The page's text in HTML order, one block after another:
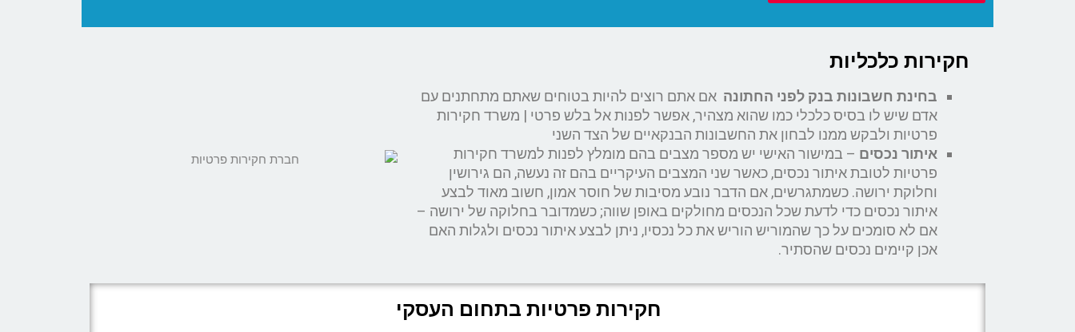
חקירות כלכליות
בחינת חשבונות בנק לפני החתונה אם אתם רוצים להיות בטוחים שאתם מתחתנים עם
אדם שיש לו בסיס כלכלי כמו שהוא מצהיר, אפשר לפנות אל בלש פרטי | משרד חקירות
פרטיות ולבקש ממנו לבחון את החשבונות הבנקאיים של הצד השני
איתור נכסים – במישור האישי יש מספר מצבים בהם מומלץ לפנות למשרד חקירות
פרטיות לטובת איתור נכסים, כאשר שני המצבים העיקריים בהם זה נעשה, הם גירושין
וחלוקת ירושה. כשמתגרשים, אם הדבר נובע מסיבות של חוסר אמון, חשוב מאוד לבצע
איתור נכסים כדי לדעת שכל הנכסים מחולקים באופן שווה; כשמדובר בחלוקה של ירושה –
אם לא סומכים על כך שהמוריש הוריש את כל נכסיו, ניתן לבצע איתור נכסים ולגלות האם
אכן קיימים נכסים שהסתיר.
חקירות פרטיות בתחום העסקי